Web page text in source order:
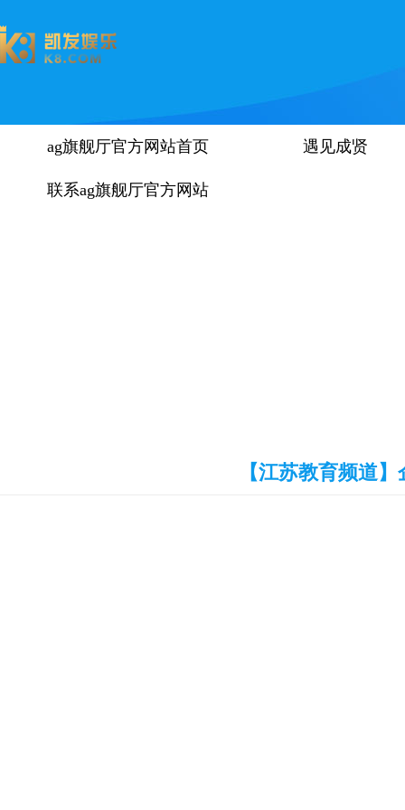
ag旗舰厅官方网站首页 遇见成贤
联系ag旗舰厅官方网站
【江苏教育频道